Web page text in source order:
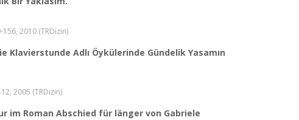
156, 2010 (TRDizin)
Klavierstunde Adlı Öykülerinde Gündelik Yasamın
2005 (TRDizin)
im Roman Abschied für länger von Gabriele